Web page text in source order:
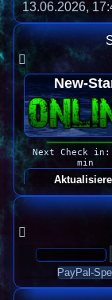
13.06.2026,